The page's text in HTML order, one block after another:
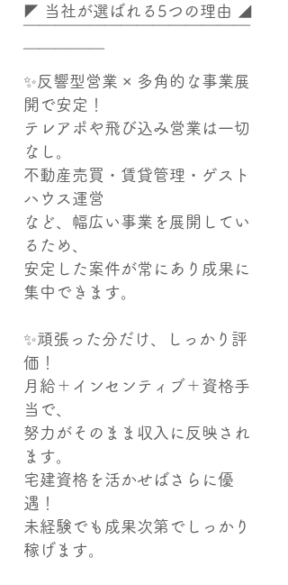
◤ 当社が選ばれる5つの理由 ◢
✨反響型営業 × 多角的な事業展
開で安定！
テレアポや飛び込み営業は一切
なし。
不動産売買・賃貸管理・ゲスト
ハウス運営
など、幅広い事業を展開してい
るため、
安定した案件が常にあり成果に
集中できます。
✨頑張った分だけ、しっかり評
価！
月給＋インセンティブ＋資格手
当で、
努力がそのまま収入に反映され
ます。
宅建資格を活かせばさらに優
遇！
未経験でも成果次第でしっかり
稼げます。